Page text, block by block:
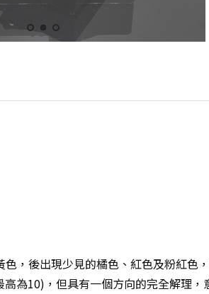
色，後出現少見的橘色、紅色及粉紅色
為10)，但具有一個方向的完全解理